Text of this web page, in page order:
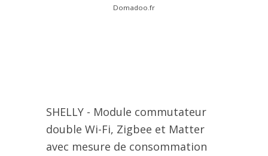
Domadoo.fr
SHELLY - Module commutateur
double Wi-Fi, Zigbee et Matter
avec mesure de consommation